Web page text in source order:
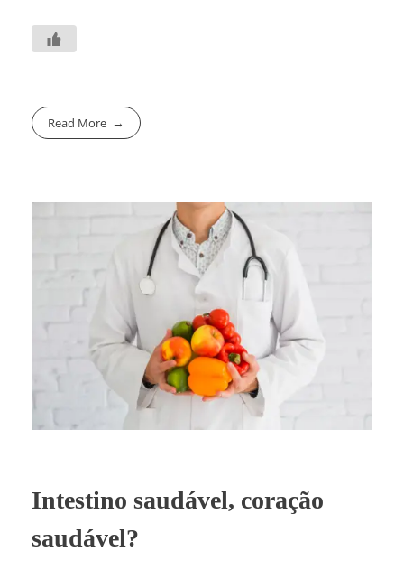
Read More
Intestino saudável, coração
saudável?